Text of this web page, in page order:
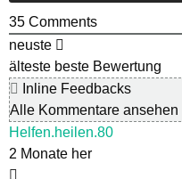
35 Comments
neuste
älteste beste Bewertung
Inline Feedbacks
Alle Kommentare ansehen
Helfen.heilen.80
2 Monate her